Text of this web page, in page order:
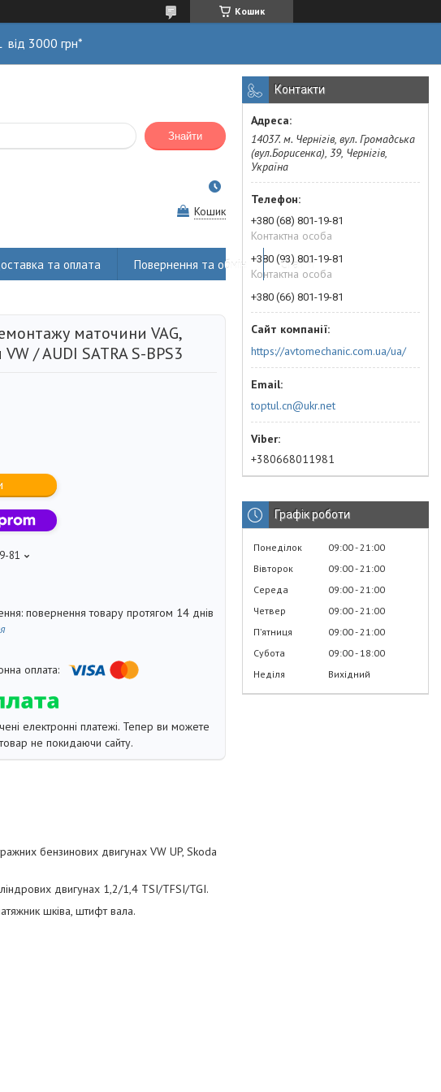
Кошик
3000 грн*
Знайти
Кошик
та оплата Повернення та обмін Статті
маточини VAG,
/ AUDI SATRA S-BPS3
81
повернення товару протягом 14 днів
електронні платежі. Тепер ви можете
не покидаючи сайту.
бензинових двигунах VW UP, Skoda
двигунах 1,2/1,4 TSI/TFSI/TGI.
шківа, штифт вала.
Контакти
14037. м. Чернігів, вул. Громадська
(вул.Борисенка), 39, Чернігів,
Україна
+380 (68) 801-19-81
Контактна особа
+380 (93) 801-19-81
Контактна особа
+380 (66) 801-19-81
https://avtomechanic.com.ua/ua/
toptul.cn@ukr.net
+380668011981
Графік роботи
Понеділок 09:00 21:00
Вівторок
09:00 21:00
Середа
09:00 21:00
Четвер
09:00 21:00
Пʼятниця
09:00 21:00
Субота
09:00 18:00
Неділя
Вихідний